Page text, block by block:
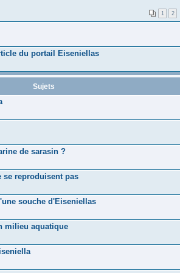
1 2
du portail Eiseniellas
Sujets
de sarasin ?
se reproduisent pas
souche d'Eiseniellas
milieu aquatique